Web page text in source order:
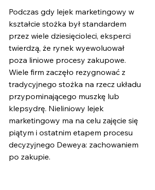
Podczas gdy lejek marketingowy w
kształcie stożka był standardem
przez wiele dziesięcioleci, eksperci
twierdzą, że rynek wyewoluował
poza liniowe procesy zakupowe.
Wiele firm zaczęło rezygnować z
tradycyjnego stożka na rzecz układu
przypominającego muszkę lub
klepsydrę. Nieliniowy lejek
marketingowy ma na celu zajęcie się
piątym i ostatnim etapem procesu
decyzyjnego Deweya: zachowaniem
po zakupie.